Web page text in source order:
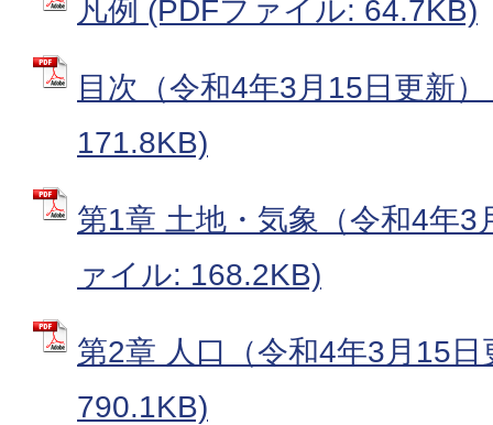
凡例 (PDFファイル: 64.7KB)
目次（令和4年3月15日更新
171.8KB)
第1章 土地・気象（令和4年3
ァイル: 168.2KB)
第2章 人口（令和4年3月15
790.1KB)